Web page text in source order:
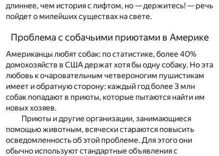
длиннее, чем история с лифтом, но — держитесь! — речь
пойдет о милейших существах на свете.
Проблема с собачьими приютами в Америке
Американцы любят собак: по статистике, более 40%
домохозяйств в США держат хотя бы одну собаку. Но эта
любовь к очаровательным четвероногим пушистикам
имеет и обратную сторону: каждый год более 3 млн
собак попадают в приюты, которые пытаются найти им
новых хозяев.
Приюты и другие организации, занимающиеся
помощью животным, всячески стараются повысить
осведомленность об этой проблеме. Для этого они
обычно используют стандартные объявления с